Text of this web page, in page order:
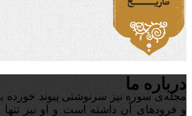
درباره ما
مجله‌ی سوره نیز سرنوشتی پیوند خورده
و فرودهای آن داشته است و او نیز تنها